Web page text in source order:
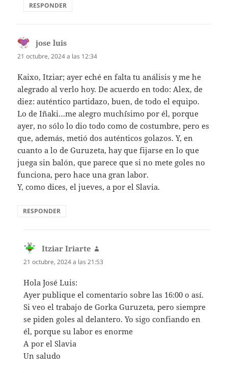
RESPONDER
jose luis
21 octubre, 2024 a las 12:34
Kaixo, Itziar; ayer eché en falta tu análisis y me he
alegrado al verlo hoy. De acuerdo en todo: Alex, de
diez: auténtico partidazo, buen, de todo el equipo.
Lo de Iñaki…me alegro much´ísimo por él, porque
ayer, no sólo lo dio todo como de costumbre, pero es
que, además, metió dos auténticos golazos. Y, en
cuanto a lo de Guruzeta, hay que fijarse en lo que
juega sin balón, que parece que si no mete goles no
funciona, pero hace una gran labor.
Y, como dices, el jueves, a por el Slavia.
RESPONDER
Itziar Iriarte
21 octubre, 2024 a las 21:53
Hola José Luis:
Ayer publique el comentario sobre las 16:00 o así.
Si veo el trabajo de Gorka Guruzeta, pero siempre
se piden goles al delantero. Yo sigo confiando en
él, porque su labor es enorme
A por el Slavia
Un saludo